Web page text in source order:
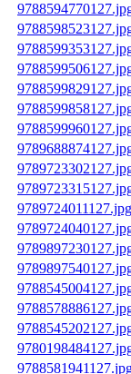
9789724011127.jpg